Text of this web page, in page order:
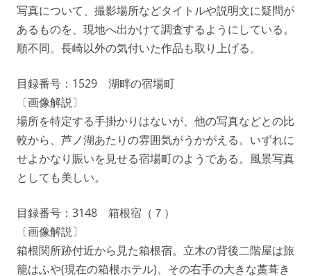
写真について、撮影場所などタイトルや説明文に疑問が
あるものを、現地へ出かけて調査するようにしている。
順不同。長崎以外の気付いた作品も取り上げる。
目録番号：1529 湖畔の宿場町
〔画像解説〕
場所を特定する手掛かりはないが、他の写真などとの比
較から、芦ノ湖あたりの雰囲気がうかがえる。いずれに
せよかなり賑いを見せる宿場町のようである。風景写真
としても美しい。
目録番号：3148 箱根宿（７）
〔画像解説〕
箱根関所跡付近から見た箱根宿。立木の背後二階屋は旅
籠はふや(現在の箱根ホテル)、その右手の大きな藁葺き